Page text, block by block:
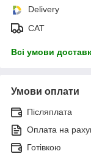
Delivery
САТ
Всі умови
Умови оплати
Післяплата
Оплата на
Готівкою